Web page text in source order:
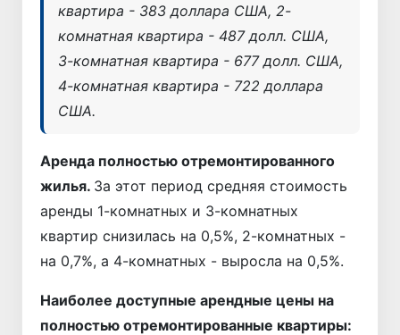
квартира - 383 доллара США, 2-
комнатная квартира - 487 долл. США,
3-комнатная квартира - 677 долл. США,
4-комнатная квартира - 722 доллара
США.
Аренда полностью отремонтированного
жилья. За этот период средняя стоимость
аренды 1-комнатных и 3-комнатных
квартир снизилась на 0,5%, 2-комнатных -
на 0,7%, а 4-комнатных - выросла на 0,5%.
Наиболее доступные арендные цены на
полностью отремонтированные квартиры: